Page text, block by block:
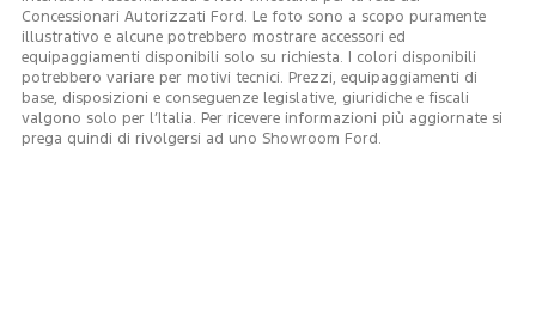
Concessionari Autorizzati Ford. Le foto sono a scopo puramente
illustrativo e alcune potrebbero mostrare accessori ed
equipaggiamenti disponibili solo su richiesta. I colori disponibili
potrebbero variare per motivi tecnici. Prezzi, equipaggiamenti di
base, disposizioni e conseguenze legislative, giuridiche e fiscali
valgono solo per l’Italia. Per ricevere informazioni più aggiornate si
prega quindi di rivolgersi ad uno Showroom Ford.